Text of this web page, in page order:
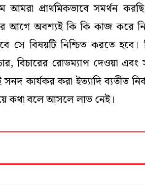
আমরা প্রাথমিকভাবে সমর্থন
আগে অবশ্যই কি কি কাজ করে
সে বিষয়টি নিশ্চিত করতে হবে।
বিচারের রোডম্যাপ দেওয়া এবং
কার্যকর করা ইত্যাদি ব্যতীত
কথা বলে আসলে লাভ নেই।